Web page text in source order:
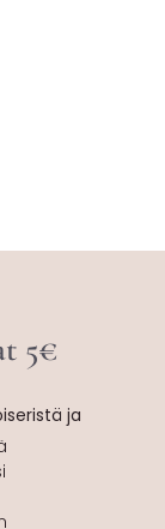
5€
ja